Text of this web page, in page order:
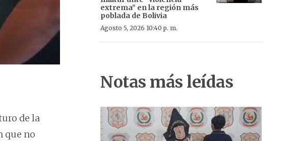
de la
que no
extrema” en la región más
poblada de Bolivia
Agosto 5, 2026 10:40 p. m.
Notas más leídas